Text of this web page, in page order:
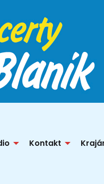
Kontakt